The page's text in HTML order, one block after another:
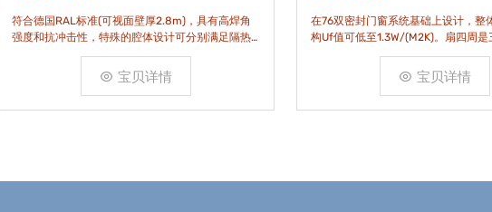
符合德国RAL标准(可视面壁厚2.8m)，具有高焊角
强度和抗冲击性，特殊的腔体设计可分别满足隔热
和刚性的要求。
宝贝详情
在76双密封门窗系统基础上设计，整
构Uf值可低至1.3W/(M2K)。扇四周是
构，采用高品质EPDM胶条，实现气
宝贝详情